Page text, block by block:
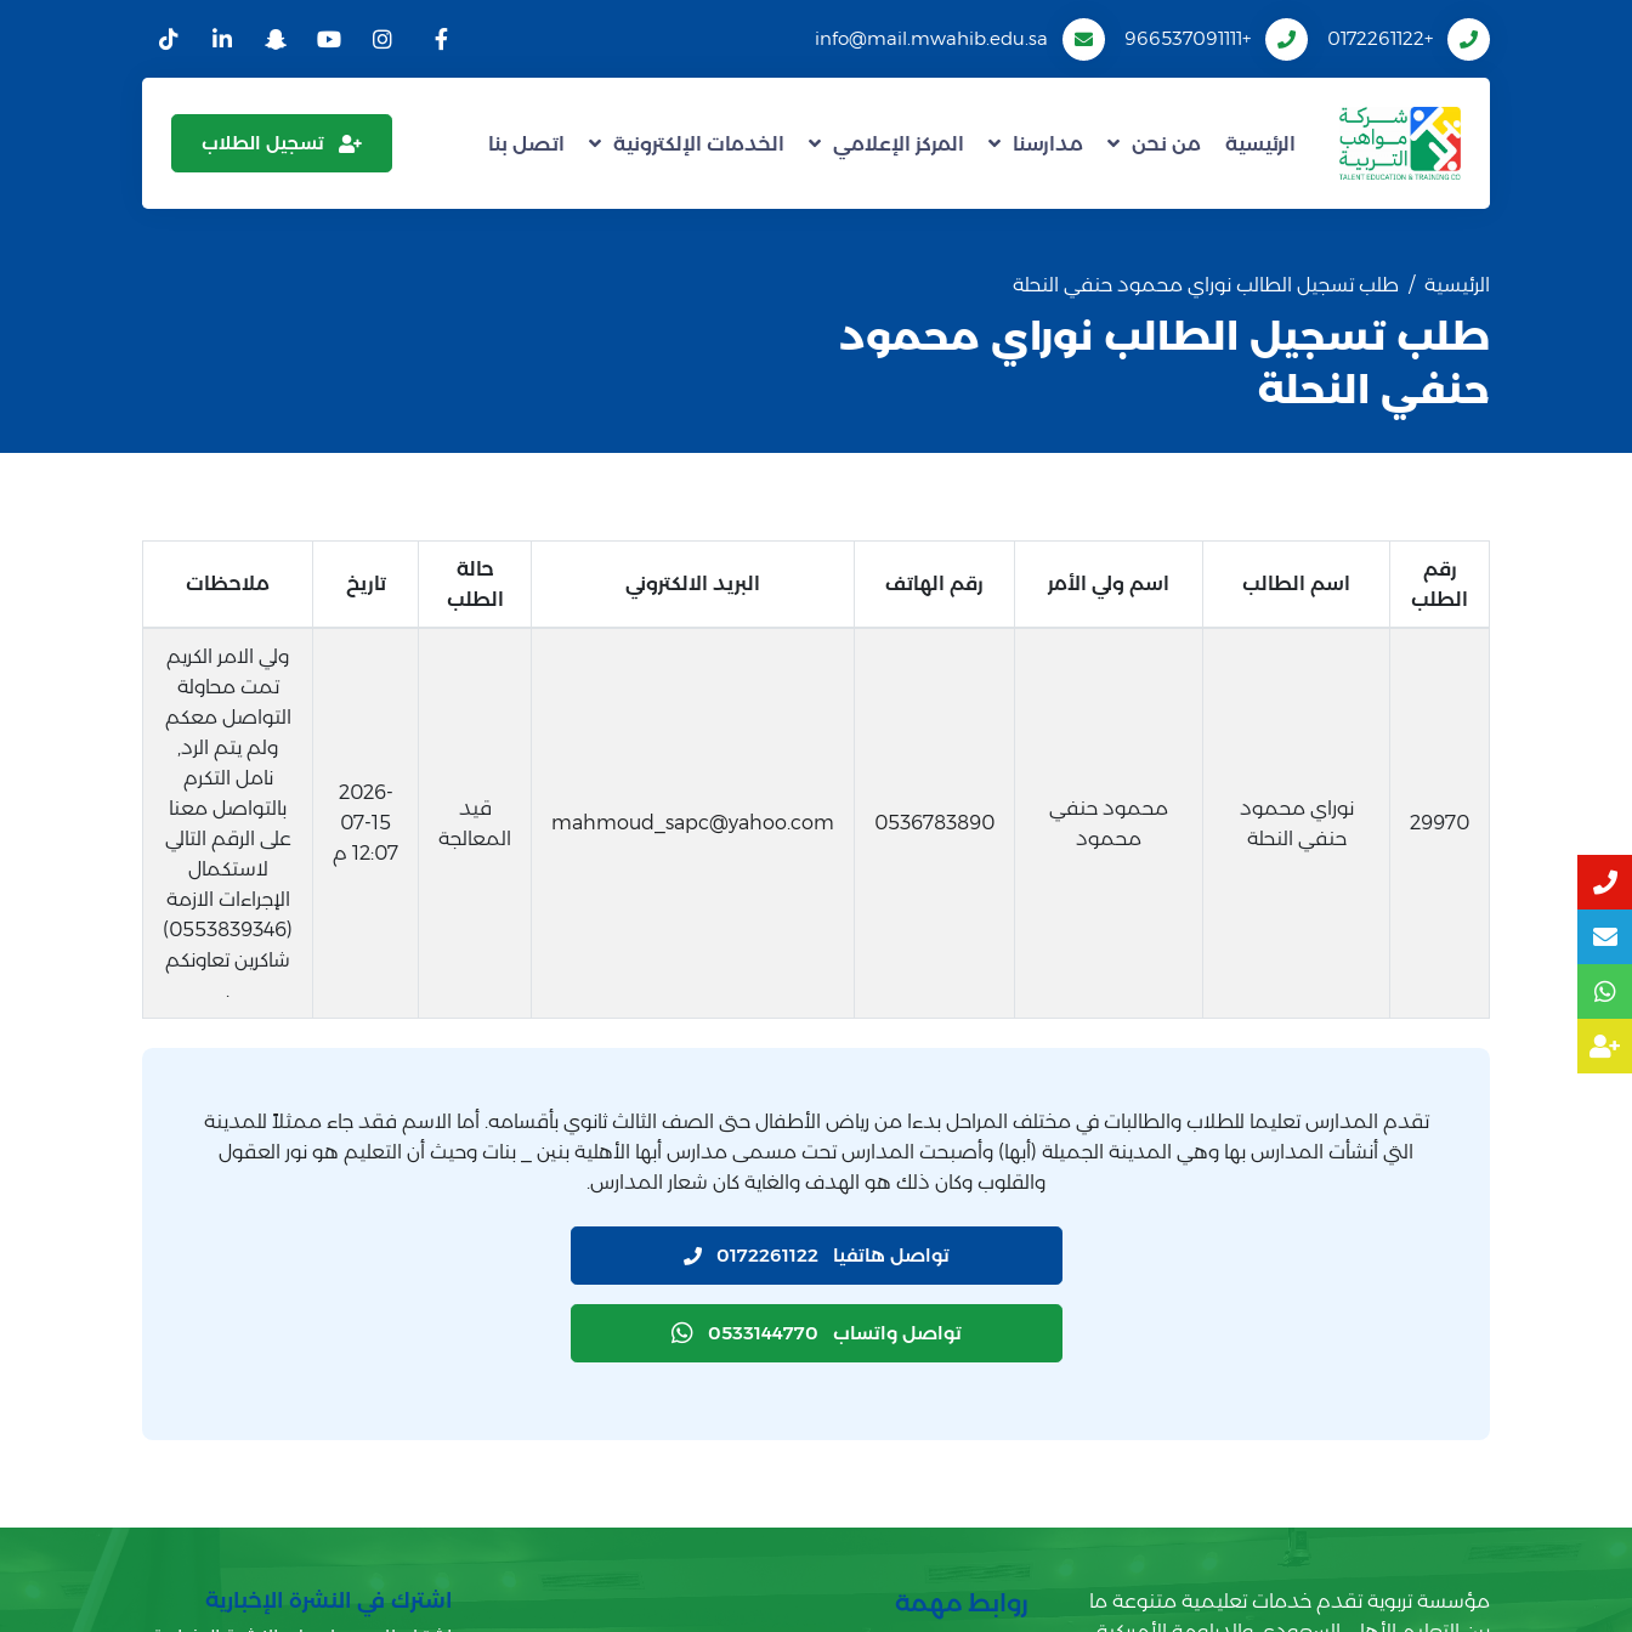
+0172261122
+966537091111
info@mail.mwahib.edu.sa
الرئيسية من نحن مدارسنا المركز الإعلامي الخدمات الإلكترونية اتصل بنا تسجيل الطلاب
الرئيسية طلب تسجيل الطالب نوراي محمود حنفي النحلة
طلب تسجيل الطالب نوراي محمود
حنفي النحلة
رقم
الطلب
اسم الطالب اسم ولي الأمر رقم الهاتف البريد الالكتروني
حالة
الطلب
تاريخ ملاحظات
29970
نوراي محمود
حنفي النحلة
محمود حنفي
محمود
0536783890
mahmoud_sapc@yahoo.com
قيد
المعالجة
2026-
07-15
12:07 م
ولي الامر الكريم
تمت محاولة
التواصل معكم
ولم يتم الرد,
نامل التكرم
بالتواصل معنا
على الرقم التالي
لاستكمال
الإجراءات الازمة
(0553839346)
شاكرين تعاونكم
.
تقدم المدارس تعليما للطلاب والطالبات في مختلف المراحل بدءا من رياض الأطفال حتى الصف الثالث ثانوي بأقسامه. أما الاسم فقد جاء ممثلاً للمدينة
التي أنشأت المدارس بها وهي المدينة الجميلة (أبها) وأصبحت المدارس تحت مسمى مدارس أبها الأهلية بنين _ بنات وحيث أن التعليم هو نور العقول
والقلوب وكان ذلك هو الهدف والغاية كان شعار المدارس.
تواصل هاتفيا 0172261122
تواصل واتساب 0533144770
مؤسسة تربوية تقدم خدمات تعليمية متنوعة ما
روابط مهمة اشترك في النشرة الإخبارية